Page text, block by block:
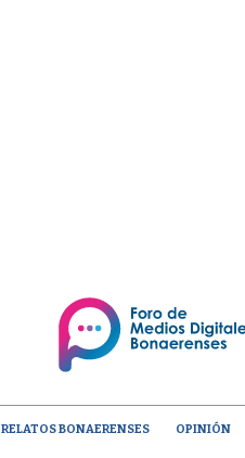
RELATOS BONAERENSES
OPINIÓN